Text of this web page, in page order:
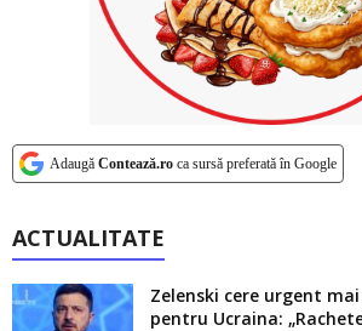
Adaugă Contează.ro ca sursă preferată în Google
ACTUALITATE
Zelenski cere urgent
pentru Ucraina: